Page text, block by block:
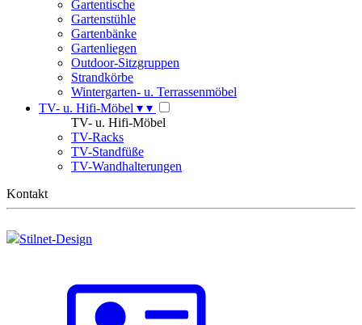
Gartentische
Gartenstühle
Gartenbänke
Gartenliegen
Outdoor-Sitzgruppen
Strandkörbe
Wintergarten- u. Terrassenmöbel
TV- u. Hifi-Möbel ▾ ▾
TV- u. Hifi-Möbel
TV-Racks
TV-Standfüße
TV-Wandhalterungen
Kontakt
Stilnet-Design